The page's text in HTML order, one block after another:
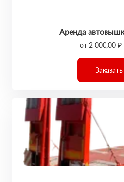
Аренда
от 2 000,00 ₽
Заказать